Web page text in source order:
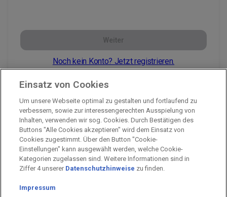
Weiter
Noch kein Konto? Jetzt registrieren.
Impressum
Unternehmen
Arbeiten bei PAYBACK
Fragen & Hilfe
Datenschutz
Cookie-Einstellungen
Einsatz von Cookies
Um unsere Webseite optimal zu gestalten und fortlaufend zu
verbessern, sowie zur interessengerechten Ausspielung von
Inhalten, verwenden wir sog. Cookies. Durch Bestätigen des
Buttons "Alle Cookies akzeptieren" wird dem Einsatz von
Cookies zugestimmt. Über den Button "Cookie-
Einstellungen" kann ausgewählt werden, welche Cookie-
Kategorien zugelassen sind. Weitere Informationen sind in
Ziffer 4 unserer Datenschutzhinweise zu finden.
Impressum